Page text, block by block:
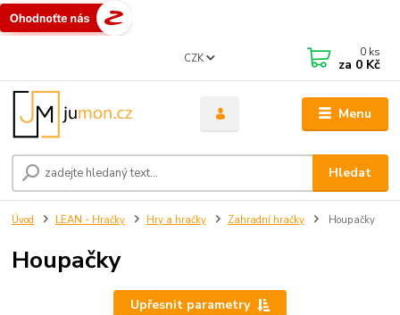
Menu
CZK
Hledat
0 ks
za 0 Kč
Úvod LEAN - Hračky Hry a hračky Zahradní hračky Houpačky
Houpačky
Upřesnit parametry